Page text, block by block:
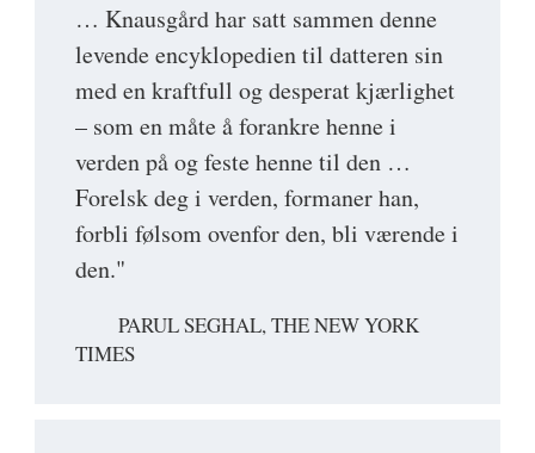
… Knausgård har satt sammen denne
levende encyklopedien til datteren sin
med en kraftfull og desperat kjærlighet
– som en måte å forankre henne i
verden på og feste henne til den …
Forelsk deg i verden, formaner han,
forbli følsom ovenfor den, bli værende i
den."
PARUL SEGHAL, THE NEW YORK
TIMES